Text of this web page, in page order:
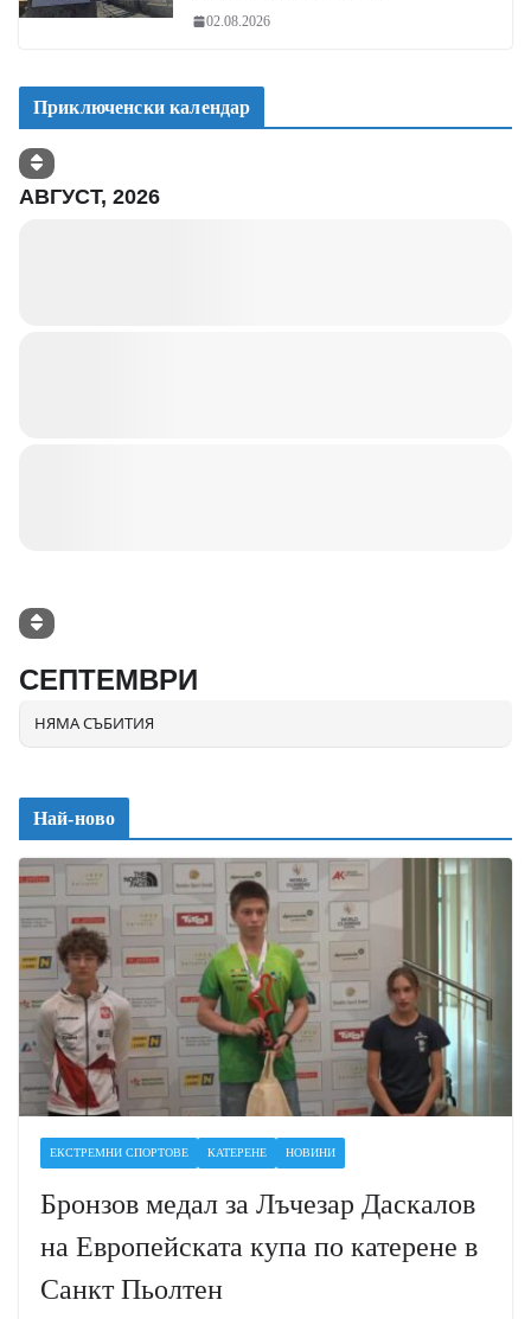
02.08.2026
Приключенски календар
АВГУСТ, 2026
СЕПТЕМВРИ
НЯМА СЪБИТИЯ
Най-ново
ЕКСТРЕМНИ СПОРТОВЕ КАТЕРЕНЕ НОВИНИ
Бронзов медал за Лъчезар Даскалов
на Европейската купа по катерене в
Санкт Пьолтен